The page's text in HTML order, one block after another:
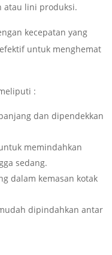
atau lini produksi.
kecepatan yang
untuk menghemat
:
dan dipendekkan
memindahkan
sedang.
dalam kemasan kotak
dipindahkan antar